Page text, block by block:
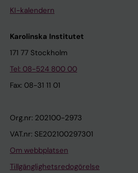
KI-kalendern
Karolinska Institutet
171 77 Stockholm
Tel: 08-524 800 00
Fax: 08-31 11 01
Org.nr: 202100-2973
VAT.nr: SE202100297301
Om webbplatsen
Tillgänglighetsredogörelse